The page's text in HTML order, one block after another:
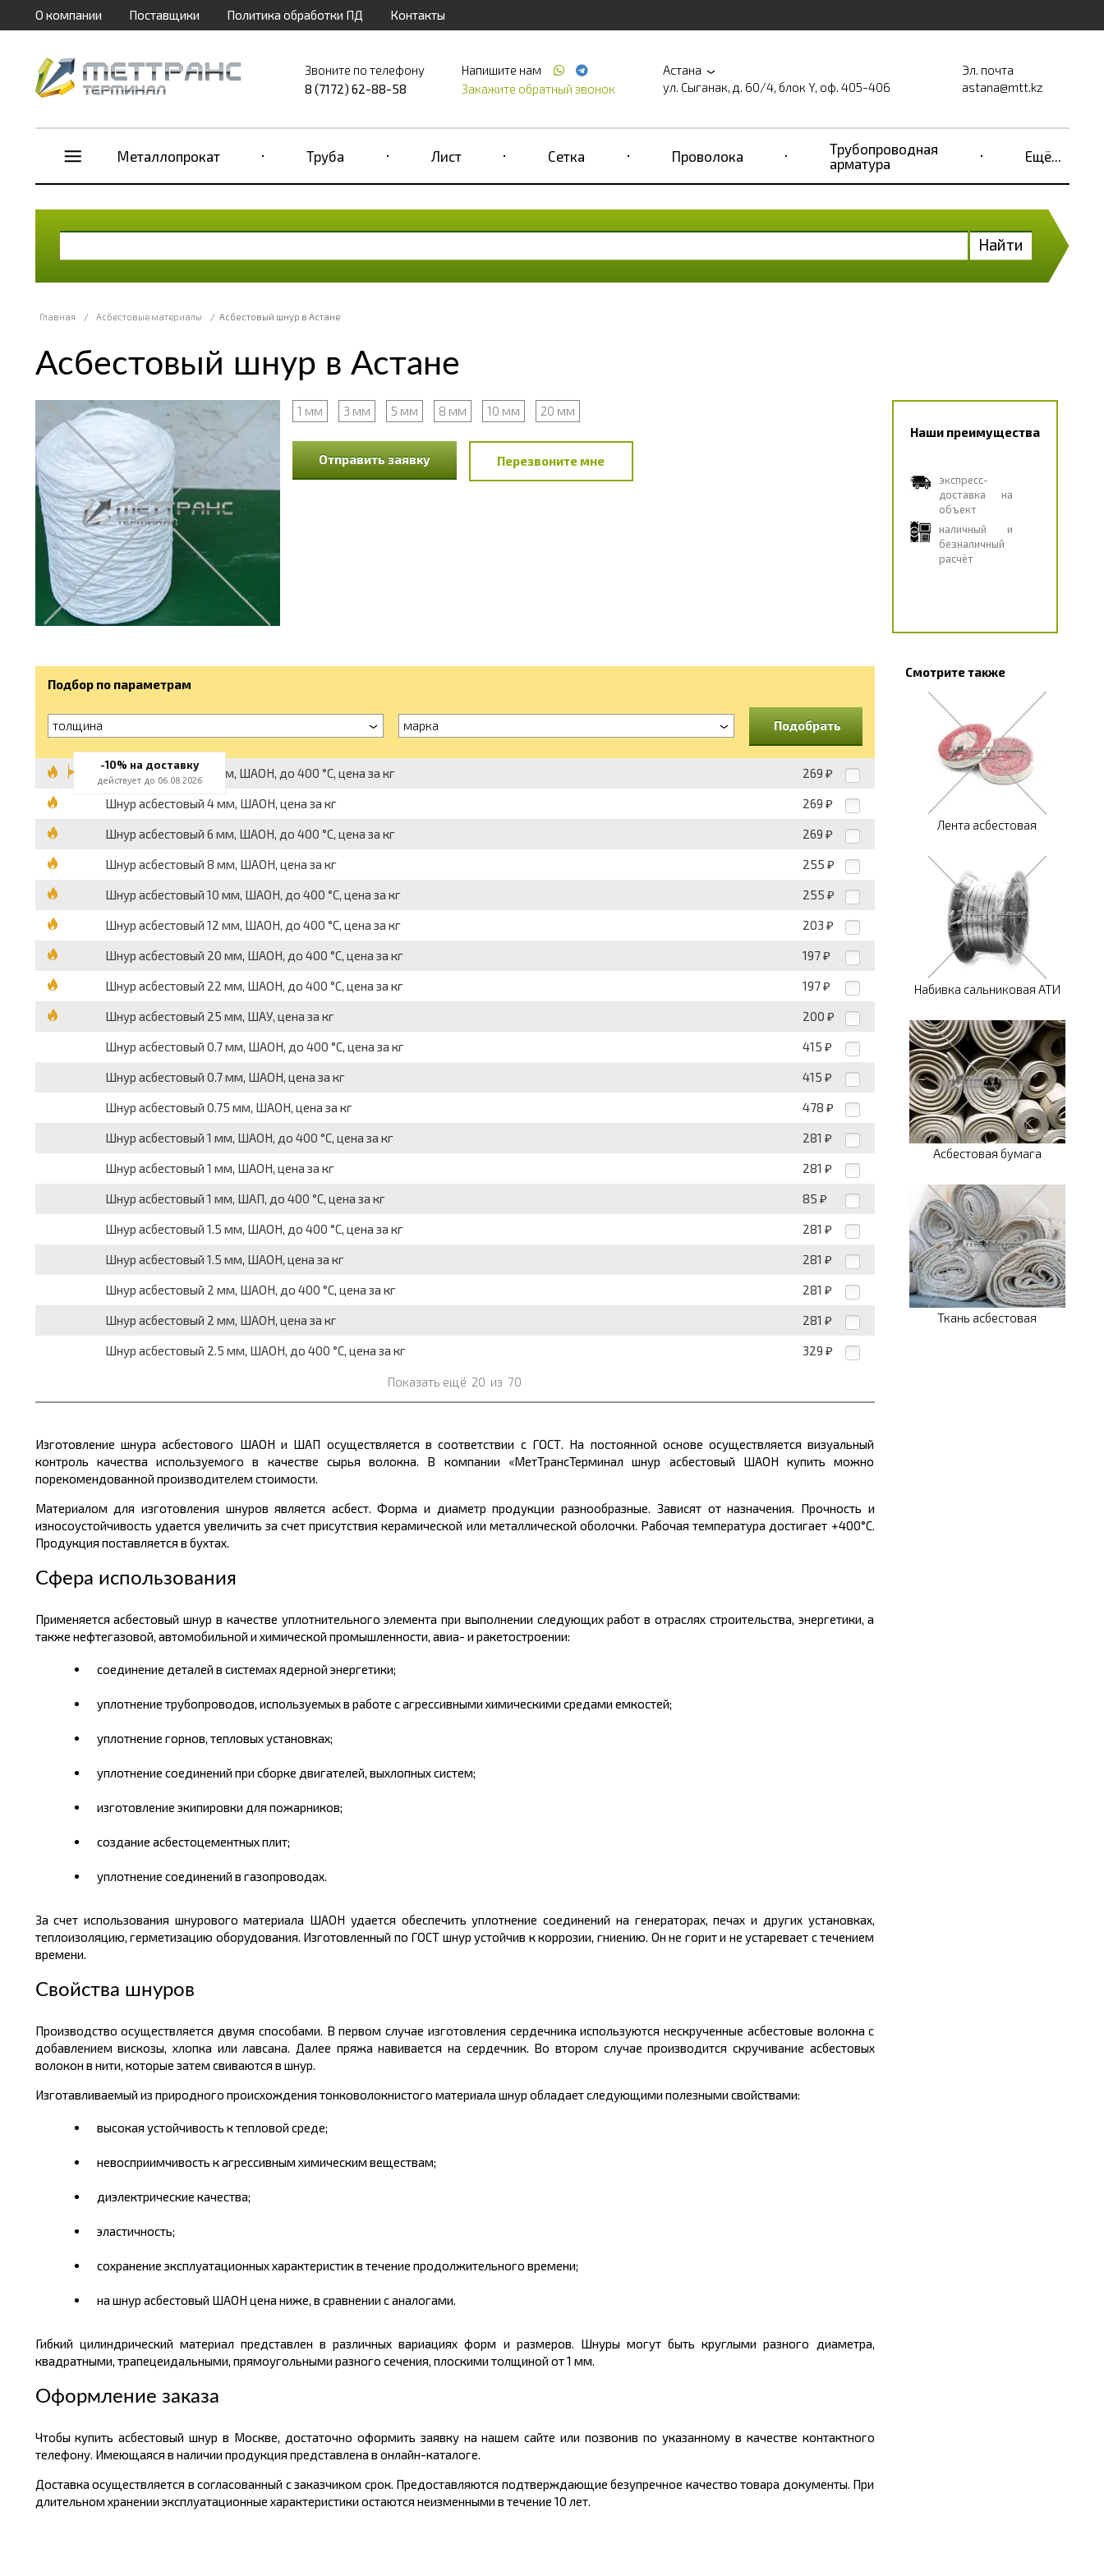
О компании Поставщики Политика обработки ПД Контакты
Звоните по телефону
8 (7172) 62-88-58
Напишите нам
Закажите обратный звонок
Астана
ул. Сыганак, д. 60/4, блок Y, оф. 405-406
Эл. почта
astana@mtt.kz
Металлопрокат Труба Лист Сетка Проволока
Трубопроводная
арматура
Ещё...
Найти
Главная / Асбестовые материалы / Асбестовый шнур в Астане
Асбестовый шнур в Астане
1 мм 3 мм 5 мм 8 мм 10 мм 20 мм
Отправить заявку Перезвоните мне
Наши преимущества
экспресс-
доставка на
объект
наличный и
безналичный
расчёт
Подбор по параметрам
толщина марка Подобрать
Шнур асбестовый 3 мм, ШАОН, до 400 °С, цена за кг 269 ₽
Шнур асбестовый 4 мм, ШАОН, цена за кг 269 ₽
Шнур асбестовый 6 мм, ШАОН, до 400 °С, цена за кг 269 ₽
Шнур асбестовый 8 мм, ШАОН, цена за кг 255 ₽
Шнур асбестовый 10 мм, ШАОН, до 400 °С, цена за кг 255 ₽
Шнур асбестовый 12 мм, ШАОН, до 400 °С, цена за кг 203 ₽
Шнур асбестовый 20 мм, ШАОН, до 400 °С, цена за кг 197 ₽
Шнур асбестовый 22 мм, ШАОН, до 400 °С, цена за кг 197 ₽
Шнур асбестовый 25 мм, ШАУ, цена за кг 200 ₽
Шнур асбестовый 0.7 мм, ШАОН, до 400 °С, цена за кг 415 ₽
Шнур асбестовый 0.7 мм, ШАОН, цена за кг 415 ₽
Шнур асбестовый 0.75 мм, ШАОН, цена за кг 478 ₽
Шнур асбестовый 1 мм, ШАОН, до 400 °С, цена за кг 281 ₽
Шнур асбестовый 1 мм, ШАОН, цена за кг 281 ₽
Шнур асбестовый 1 мм, ШАП, до 400 °С, цена за кг 85 ₽
Шнур асбестовый 1.5 мм, ШАОН, до 400 °С, цена за кг 281 ₽
Шнур асбестовый 1.5 мм, ШАОН, цена за кг 281 ₽
Шнур асбестовый 2 мм, ШАОН, до 400 °С, цена за кг 281 ₽
Шнур асбестовый 2 мм, ШАОН, цена за кг 281 ₽
Шнур асбестовый 2.5 мм, ШАОН, до 400 °С, цена за кг 329 ₽
Показать ещё 20 из 70
Изготовление шнура асбестового ШАОН и ШАП осуществляется в соответствии с ГОСТ. На постоянной основе осуществляется визуальный
контроль качества используемого в качестве сырья волокна. В компании «МетТрансТерминал шнур асбестовый ШАОН купить можно
порекомендованной производителем стоимости.
Материалом для изготовления шнуров является асбест. Форма и диаметр продукции разнообразные. Зависят от назначения. Прочность и
износоустойчивость удается увеличить за счет присутствия керамической или металлической оболочки. Рабочая температура достигает +400°C.
Продукция поставляется в бухтах.
Сфера использования
Применяется асбестовый шнур в качестве уплотнительного элемента при выполнении следующих работ в отраслях строительства, энергетики, а
также нефтегазовой, автомобильной и химической промышленности, авиа- и ракетостроении:
соединение деталей в системах ядерной энергетики;
уплотнение трубопроводов, используемых в работе с агрессивными химическими средами емкостей;
уплотнение горнов, тепловых установках;
уплотнение соединений при сборке двигателей, выхлопных систем;
изготовление экипировки для пожарников;
создание асбестоцементных плит;
уплотнение соединений в газопроводах.
За счет использования шнурового материала ШАОН удается обеспечить уплотнение соединений на генераторах, печах и других установках,
теплоизоляцию, герметизацию оборудования. Изготовленный по ГОСТ шнур устойчив к коррозии, гниению. Он не горит и не устаревает с течением
времени.
Свойства шнуров
Производство осуществляется двумя способами. В первом случае изготовления сердечника используются нескрученные асбестовые волокна с
добавлением вискозы, хлопка или лавсана. Далее пряжа навивается на сердечник. Во втором случае производится скручивание асбестовых
волокон в нити, которые затем свиваются в шнур.
Изготавливаемый из природного происхождения тонковолокнистого материала шнур обладает следующими полезными свойствами:
высокая устойчивость к тепловой среде;
невосприимчивость к агрессивным химическим веществам;
диэлектрические качества;
эластичность;
сохранение эксплуатационных характеристик в течение продолжительного времени;
на шнур асбестовый ШАОН цена ниже, в сравнении с аналогами.
Гибкий цилиндрический материал представлен в различных вариациях форм и размеров. Шнуры могут быть круглыми разного диаметра,
квадратными, трапецеидальными, прямоугольными разного сечения, плоскими толщиной от 1 мм.
Оформление заказа
Чтобы купить асбестовый шнур в Москве, достаточно оформить заявку на нашем сайте или позвонив по указанному в качестве контактного
телефону. Имеющаяся в наличии продукция представлена в онлайн-каталоге.
Доставка осуществляется в согласованный с заказчиком срок. Предоставляются подтверждающие безупречное качество товара документы. При
длительном хранении эксплуатационные характеристики остаются неизменными в течение 10 лет.
Смотрите также
Лента асбестовая
Набивка сальниковая АТИ
Асбестовая бумага
Ткань асбестовая
-10% на доставку
действует до 06.08.2026